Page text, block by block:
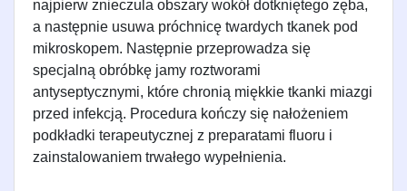
najpierw znieczula obszary wokół dotkniętego zęba,
a następnie usuwa próchnicę twardych tkanek pod
mikroskopem. Następnie przeprowadza się
specjalną obróbkę jamy roztworami
antyseptycznymi, które chronią miękkie tkanki miazgi
przed infekcją. Procedura kończy się nałożeniem
podkładki terapeutycznej z preparatami fluoru i
zainstalowaniem trwałego wypełnienia.